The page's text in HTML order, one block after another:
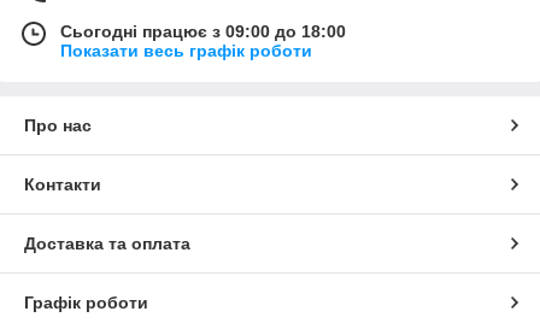
Сьогодні працює з 09:00 до 18:00
Показати весь графік роботи
Про нас
Контакти
Доставка та оплата
Графік роботи